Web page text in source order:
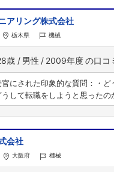
アリング株式会社
栃木県 機械
歳 男性 2009年度
にされた印象的な質問：・ど
うして転職をしようと思った
会社
大阪府 機械